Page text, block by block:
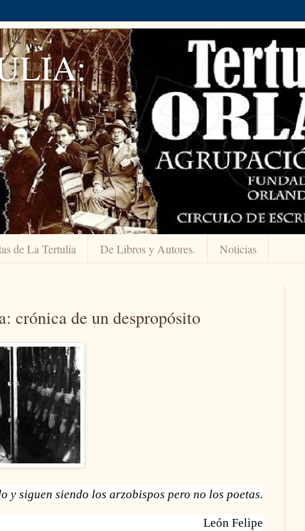
de La Tertulia De Libros y Autores. Noticias
crónica de un despropósito
y siguen siendo los arzobispos pero no los poetas.
León Felipe